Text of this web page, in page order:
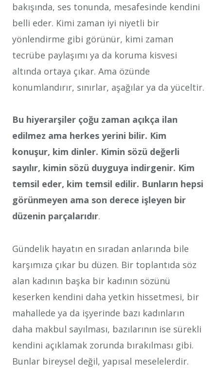
bakışında, ses tonunda, mesafesinde kendini
belli eder. Kimi zaman iyi niyetli bir
yönlendirme gibi görünür, kimi zaman
tecrübe paylaşımı ya da koruma kisvesi
altında ortaya çıkar. Ama özünde
konumlandırır, sınırlar, aşağılar ya da yüceltir.
Bu hiyerarşiler çoğu zaman açıkça ilan
edilmez ama herkes yerini bilir. Kim
konuşur, kim dinler. Kimin sözü değerli
sayılır, kimin sözü duyguya indirgenir. Kim
temsil eder, kim temsil edilir. Bunların hepsi
görünmeyen ama son derece işleyen bir
düzenin parçalarıdır.
Gündelik hayatın en sıradan anlarında bile
karşımıza çıkar bu düzen. Bir toplantıda söz
alan kadının başka bir kadının sözünü
keserken kendini daha yetkin hissetmesi, bir
mahallede ya da işyerinde bazı kadınların
daha makbul sayılması, bazılarının ise sürekli
kendini açıklamak zorunda bırakılması gibi.
Bunlar bireysel değil, yapısal meselelerdir.